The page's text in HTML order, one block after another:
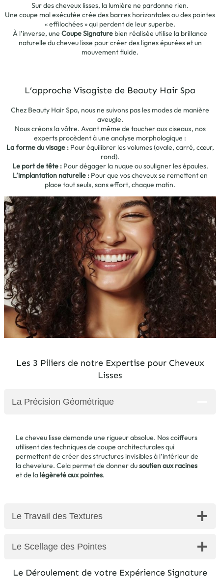
Sur des cheveux lisses, la lumière ne pardonne rien.
Une coupe mal exécutée crée des barres horizontales ou des pointes
« effilochées » qui perdent de leur superbe.
À l’inverse, une Coupe Signature bien réalisée utilise la brillance
naturelle du cheveu lisse pour créer des lignes épurées et un
mouvement fluide.
L’approche Visagiste de Beauty Hair Spa
Chez Beauty Hair Spa, nous ne suivons pas les modes de manière
aveugle.
Nous créons la vôtre. Avant même de toucher aux ciseaux, nos
experts procèdent à une analyse morphologique :
La forme du visage :Pour équilibrer les volumes (ovale, carré, cœur,
rond).
Le port de tête :Pour dégager la nuque ou souligner les épaules.
L’implantation naturelle :Pour que vos cheveux se remettent en
place tout seuls, sans effort, chaque matin.
Les 3 Piliers de notre Expertise pour Cheveux
Lisses
La Précision Géométrique
Le cheveu lisse demande une rigueur absolue. Nos coiffeurs
utilisent des techniques de coupe architecturales qui
permettent de créer des structures invisibles à l’intérieur de
la chevelure. Cela permet de donner dusoutien aux racines
et de la légèreté aux pointes.
Le Travail des Textures
Le Scellage des Pointes
Le Déroulement de votre Expérience Signature